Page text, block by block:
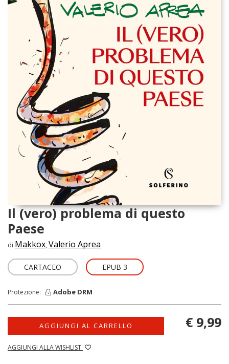
Il (vero) problema di questo
Paese
di Makkox, Valerio Aprea
CARTACEO EPUB 3
Protezione: Adobe DRM
AGGIUNGI AL CARRELLO
AGGIUNGI ALLA WISHLIST
€ 9,99